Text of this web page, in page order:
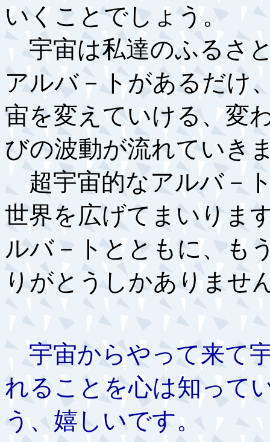
いくことでしょう。
宇宙は私達のふるさ
アルバ－トがあるだけ
宙を変えていける、変
びの波動が流れていき
超宇宙的なアルバ－
世界を広げてまいりま
ルバ－トとともに、も
りがとうしかありませ
宇宙からやって来て
れることを心は知って
う、嬉しいです。